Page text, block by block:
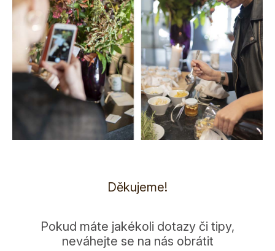
Děkujeme!
Pokud máte jakékoli dotazy či tipy,
neváhejte se na nás obrátit